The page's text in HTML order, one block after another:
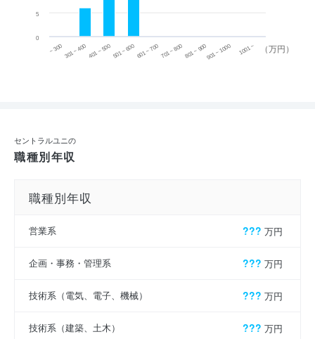
（万円）
~ 300 301 ~ 400 401 ~ 500501 ~ 600601 ~ 700701 ~ 800801 ~ 900901 ~ 1000 1001 ~
0
5
セントラルユニの
職種別年収
職種別年収
営業系 ??? 万円
企画・事務・管理系 ??? 万円
技術系（電気、電子、機械） ??? 万円
技術系（建築、土木） ??? 万円